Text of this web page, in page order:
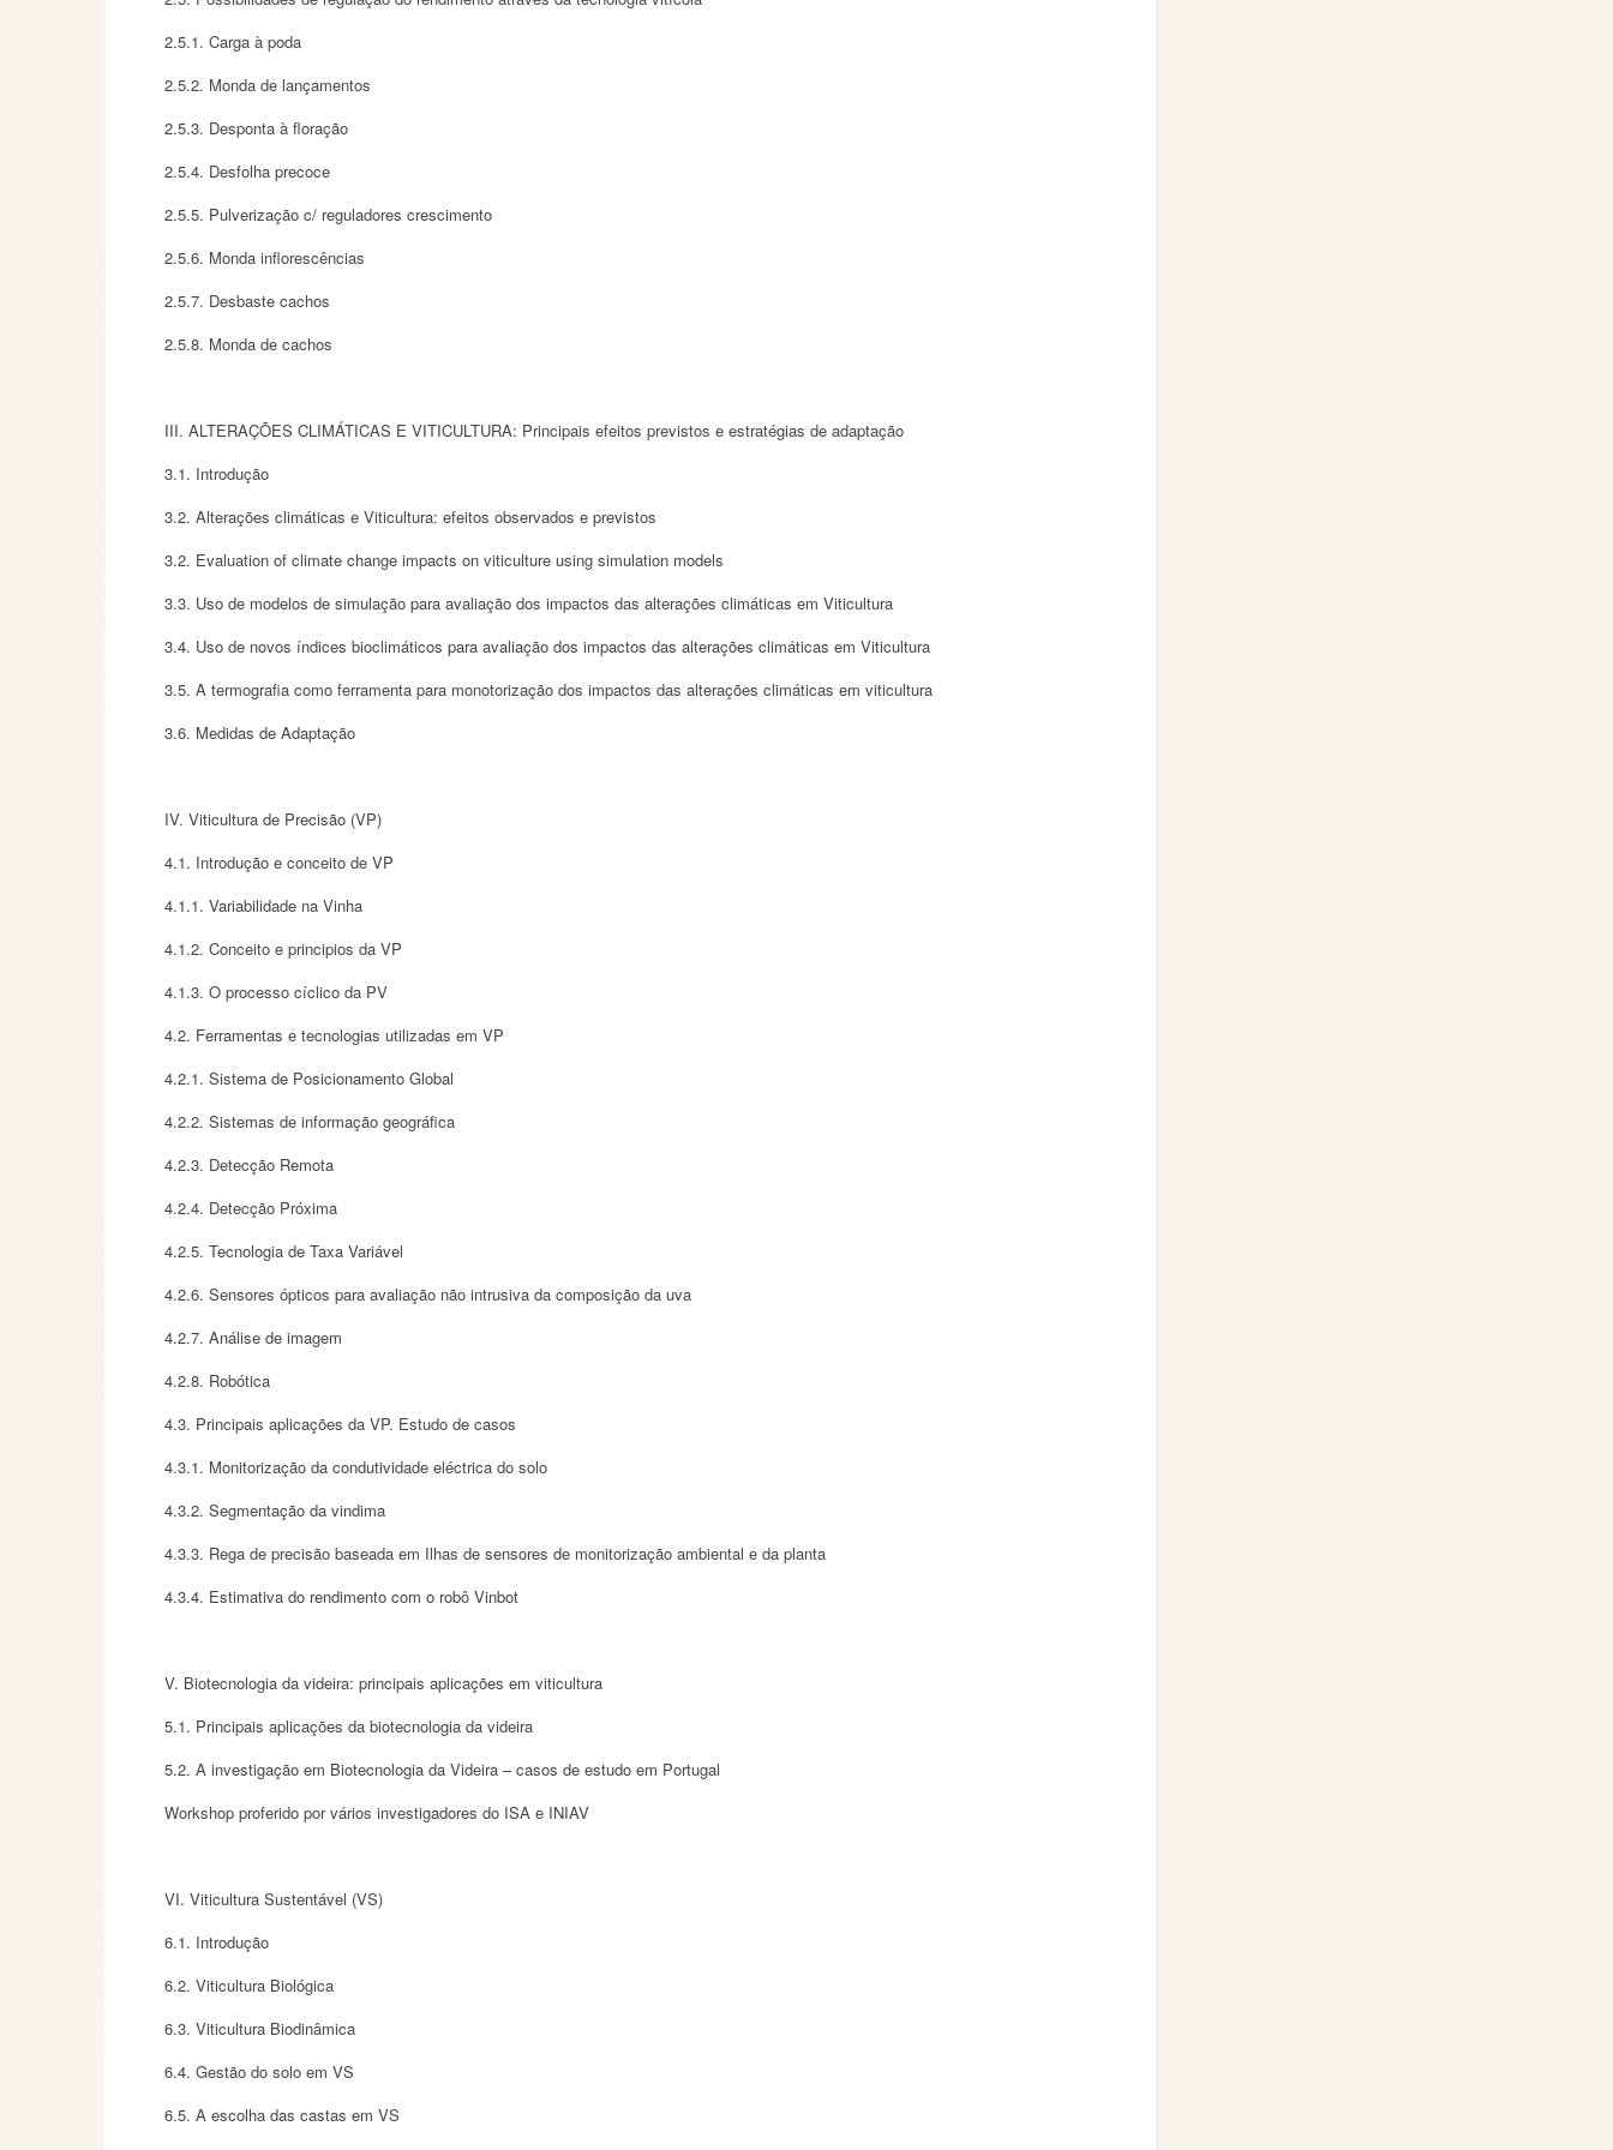
2.5.1. Carga à poda
2.5.2. Monda de lançamentos
2.5.3. Desponta à floração
2.5.4. Desfolha precoce
2.5.5. Pulverização c/ reguladores crescimento
2.5.6. Monda inflorescências
2.5.7. Desbaste cachos
2.5.8. Monda de cachos
III. ALTERAÇÕES CLIMÁTICAS E VITICULTURA: Principais efeitos previstos e estratégias de adaptação
3.1. Introdução
3.2. Alterações climáticas e Viticultura: efeitos observados e previstos
3.2. Evaluation of climate change impacts on viticulture using simulation models
3.3. Uso de modelos de simulação para avaliação dos impactos das alterações climáticas em Viticultura
3.4. Uso de novos índices bioclimáticos para avaliação dos impactos das alterações climáticas em Viticultura
3.5. A termografia como ferramenta para monotorização dos impactos das alterações climáticas em viticultura
3.6. Medidas de Adaptação
IV. Viticultura de Precisão (VP)
4.1. Introdução e conceito de VP
4.1.1. Variabilidade na Vinha
4.1.2. Conceito e principios da VP
4.1.3. O processo cíclico da PV
4.2. Ferramentas e tecnologias utilizadas em VP
4.2.1. Sistema de Posicionamento Global
4.2.2. Sistemas de informação geográfica
4.2.3. Detecção Remota
4.2.4. Detecção Próxima
4.2.5. Tecnologia de Taxa Variável
4.2.6. Sensores ópticos para avaliação não intrusiva da composição da uva
4.2.7. Análise de imagem
4.2.8. Robótica
4.3. Principais aplicações da VP. Estudo de casos
4.3.1. Monitorização da condutividade eléctrica do solo
4.3.2. Segmentação da vindima
4.3.3. Rega de precisão baseada em Ilhas de sensores de monitorização ambiental e da planta
4.3.4. Estimativa do rendimento com o robô Vinbot
V. Biotecnologia da videira: principais aplicações em viticultura
5.1. Principais aplicações da biotecnologia da videira
5.2. A investigação em Biotecnologia da Videira – casos de estudo em Portugal
Workshop proferido por vários investigadores do ISA e INIAV
VI. Viticultura Sustentável (VS)
6.1. Introdução
6.2. Viticultura Biológica
6.3. Viticultura Biodinâmica
6.4. Gestão do solo em VS
6.5. A escolha das castas em VS